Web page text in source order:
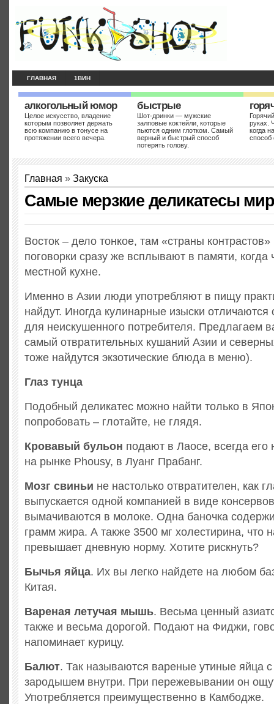
ГЛАВНАЯ 1ВИН
алкогольный юмор
Целое искусство, владение
которым позволяет держать
всю компанию в тонусе на
протяжении всего вечера.
быстрые
Шот-дринки — мужские
залповые коктейли, которые
пьются одним глотком. Самый
верный и быстрый способ
потерять голову.
руках.
когда
способ
Главная » Закуска
Самые мерзкие деликатесы
Восток – дело тонкое, там «страны
поговорки сразу же всплывают в памяти, когда
местной кухне.
Именно в Азии люди употребляют в пищу
найдут. Иногда кулинарные изыски отличаются
для неискушенного потребителя. Предлагаем
самый отвратительных кушаний Азии и
тоже найдутся экзотические блюда в меню).
Глаз тунца
Подобный деликатес можно найти только в
попробовать – глотайте, не глядя.
Кровавый бульон подают в Лаосе, всегда его
на рынке Phousy, в Луанг Прабанг.
Мозг свиньи не настолько отвратителен, как
выпускается одной компанией в виде
вымачиваются в молоке. Одна баночка
грамм жира. А также 3500 мг холестирина, что
превышает дневную норму. Хотите рискнуть?
Бычья яйца. Их вы легко найдете на любом
Китая.
Вареная летучая мышь. Весьма ценный
также и весьма дорогой. Подают на Фиджи,
напоминает курицу.
Балют. Так называются вареные утиные яйца
зародышем внутри. При пережевывании он
Употребляется преимущественно в Камбодже.